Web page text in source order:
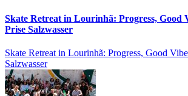
Skate Retreat in Lourinhã: Progress, Good
Prise Salzwasser
Skate Retreat in Lourinhã: Progress, Good
Salzwasser